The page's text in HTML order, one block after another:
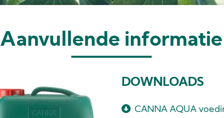
Aanvullende informatie
DOWNLOADS
CANNA AQUA